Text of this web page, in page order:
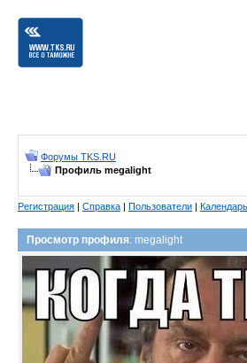
Форумы TKS.RU
Профиль megalight
Регистрация | Справка | Пользователи | Календарь
Просмотр профиля: megalight